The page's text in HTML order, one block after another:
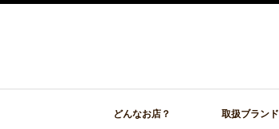
どんなお店？ 取扱ブランド